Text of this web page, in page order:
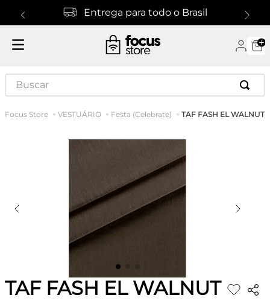
Entrega para todo o Brasil
Buscar
VESTUÁRIO Festa (Celebrate) TAF FASH EL WALNUT
TAF FASH EL WALNUT